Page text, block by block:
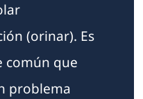
(orinar). Es
común que
problema